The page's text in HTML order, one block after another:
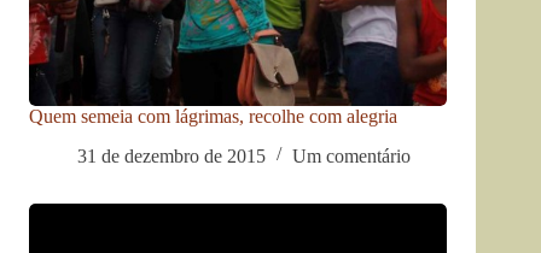
Quem semeia com lágrimas, recolhe com alegria
31 de dezembro de 2015
Um comentário